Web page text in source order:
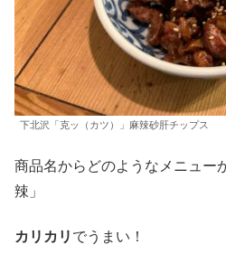
下北沢「克ッ（カツ）」麻辣砂肝チップス
商品名からどのようなメニュー
辣」
カリカリ でうまい！